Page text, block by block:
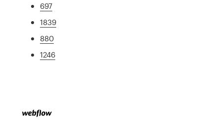
697
1839
880
1246